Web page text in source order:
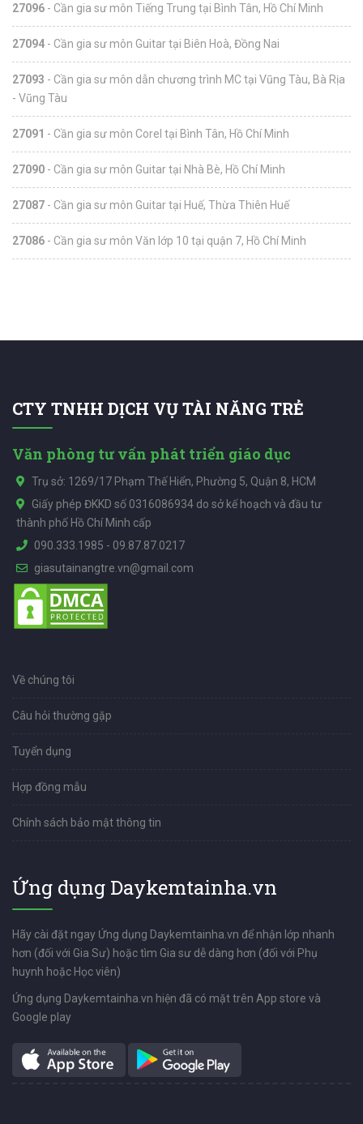
27096 - Cần gia sư môn Tiếng Trung tại Bình Tân, Hồ Chí Minh
27094 - Cần gia sư môn Guitar tại Biên Hoà, Đồng Nai
27093 - Cần gia sư môn dẫn chương trình MC tại Vũng Tàu, Bà Rịa
- Vũng Tàu
27091 - Cần gia sư môn Corel tại Bình Tân, Hồ Chí Minh
27090 - Cần gia sư môn Guitar tại Nhà Bè, Hồ Chí Minh
27087 - Cần gia sư môn Guitar tại Huế, Thừa Thiên Huế
27086 - Cần gia sư môn Văn lớp 10 tại quận 7, Hồ Chí Minh
CTY TNHH DỊCH VỤ TÀI NĂNG TRẺ
Văn phòng tư vấn phát triển giáo dục
Trụ sở: 1269/17 Phạm Thế Hiển, Phường 5, Quận 8, HCM
Giấy phép ĐKKD số 0316086934 do sở kế hoạch và đầu tư
thành phố Hồ Chí Minh cấp
090.333.1985 - 09.87.87.0217
giasutainangtre.vn@gmail.com
Về chúng tôi
Câu hỏi thường gặp
Tuyển dụng
Hợp đồng mẫu
Chính sách bảo mật thông tin
Ứng dụng Daykemtainha.vn
Hãy cài đặt ngay Ứng dụng Daykemtainha.vn để nhận lớp nhanh
hơn (đối với Gia Sư) hoặc tìm Gia sư dễ dàng hơn (đối với Phụ
huynh hoặc Học viên)
Ứng dụng Daykemtainha.vn hiện đã có mặt trên App store và
Google play